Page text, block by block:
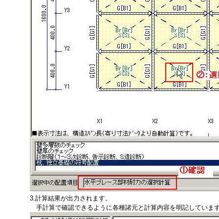
3.計算結果が出力されます。
手計算で確認できるように各種諸元と計算内容を明記していま